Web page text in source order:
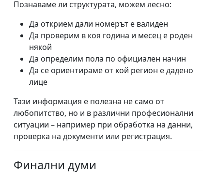
Познаваме ли структурата, можем лесно:
Да открием дали номерът е валиден
Да проверим в коя година и месец е роден
някой
Да определим пола по официален начин
Да се ориентираме от кой регион е дадено
лице
Тази информация е полезна не само от
любопитство, но и в различни професионални
ситуации – например при обработка на данни,
проверка на документи или регистрация.
Финални думи